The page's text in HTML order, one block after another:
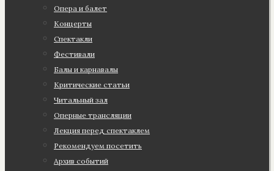
Опера и балет
Концерты
Спектакли
Фестивали
Балы и карнавалы
Критические статьи
Читальный зал
Оперные трансляции
Лекция перед спектаклем
Рекомендуем посетить
Архив событий